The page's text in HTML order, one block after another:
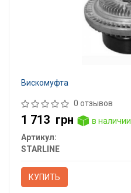
Вискомуфта
0 отзывов
1 713 грн
в наличии
Артикул:
STARLINE
КУПИТЬ